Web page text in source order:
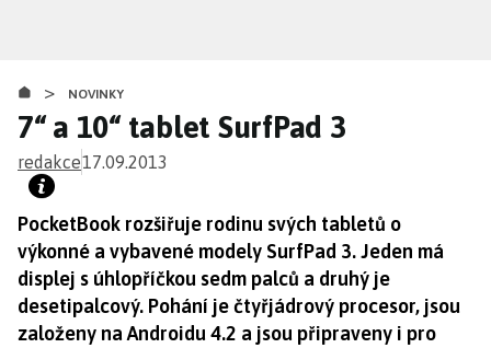
obsahu
> NOVINKY
7“ a 10“ tablet SurfPad 3
redakce17.09.2013
PocketBook rozšiřuje rodinu svých tabletů o
výkonné a vybavené modely SurfPad 3. Jeden má
displej s úhlopříčkou sedm palců a druhý je
desetipalcový. Pohání je čtyřjádrový procesor, jsou
založeny na Androidu 4.2 a jsou připraveny i pro